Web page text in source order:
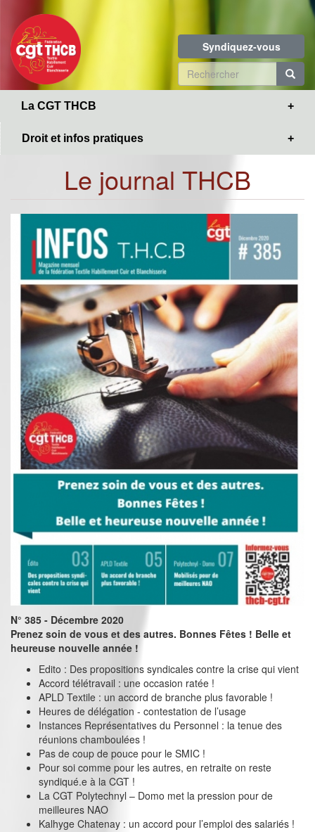
contenu
principal
Syndiquez-vous
Formulaire
de
La CGT THCB
Droit et infos pratiques
Le journal THCB
N° 385 - Décembre 2020
Prenez soin de vous et des autres. Bonnes Fêtes ! Belle et
heureuse nouvelle année !
Edito : Des propositions syndicales contre la crise qui vient
Accord télétravail : une occasion ratée !
APLD Textile : un accord de branche plus favorable !
Heures de délégation - contestation de l’usage
Instances Représentatives du Personnel : la tenue des
réunions chamboulées !
Pas de coup de pouce pour le SMIC !
Pour soi comme pour les autres, en retraite on reste
syndiqué.e à la CGT !
La CGT Polytechnyl – Domo met la pression pour de
meilleures NAO
Kalhyge Chatenay : un accord pour l’emploi des salariés !